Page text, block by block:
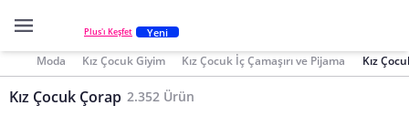
Plus'ı Keşfet Yeni
Moda Kız Çocuk Giyim Kız Çocuk İç Çamaşırı ve Pijama Kız
Kız Çocuk Çorap 2.352 Ürün